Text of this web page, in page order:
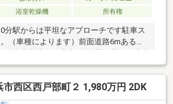
浴室乾燥機 所有権
分駅からは平坦なアプローチです駐車ス
（車種によります）前面道路6mあるた
分の立地です。お買い物施設、公的機
エリアでございます。2020年（令和2
りです。ルーフバルコニー付き住宅で
イン階段の為ご家族の顔を合わせる機
市西区西戸部町２ 1,980万円 2DK